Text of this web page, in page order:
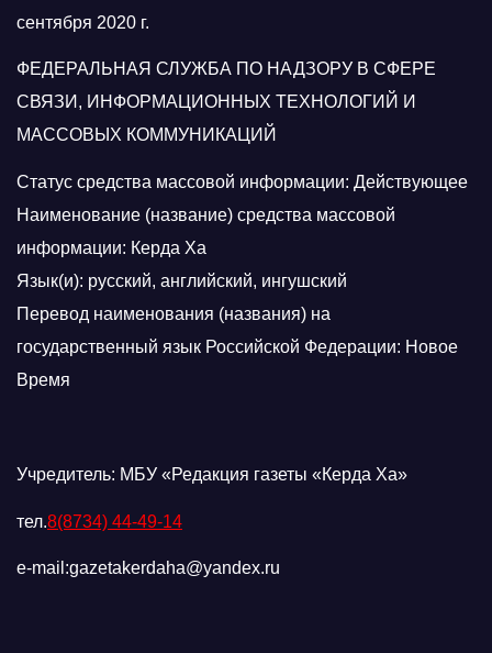
сентября 2020 г.
ФЕДЕРАЛЬНАЯ СЛУЖБА ПО НАДЗОРУ В СФЕРЕ
СВЯЗИ, ИНФОРМАЦИОННЫХ ТЕХНОЛОГИЙ И
МАССОВЫХ КОММУНИКАЦИЙ
Статус средства массовой информации: Действующее
Наименование (название) средства массовой
информации: Керда Ха
Язык(и): русский, английский, ингушский
Перевод наименования (названия) на
государственный язык Российской Федерации: Новое
Время
Учредитель: МБУ «Редакция газеты «Керда Ха»
тел.8(8734) 44-49-14
e-mail:gazetakerdaha@yandex.ru